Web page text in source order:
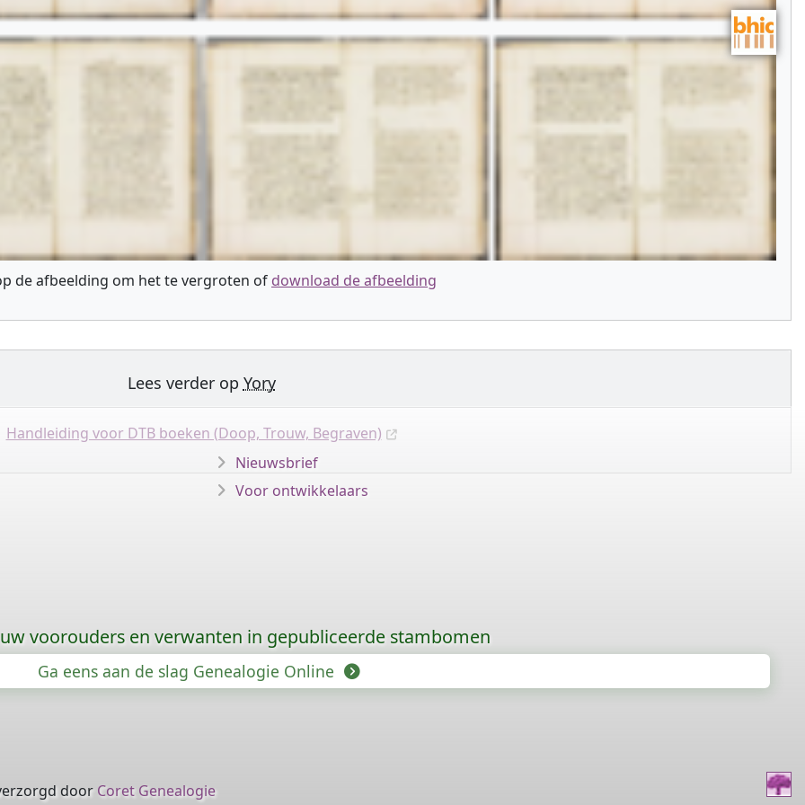
de afbeelding om het te vergroten of download de afbeelding
Lees verder op Yory
Handleiding voor DTB boeken (Doop, Trouw, Begraven)
Nieuwsbrief
Voor ontwikkelaars
voorouders en verwanten in gepubliceerde stambomen
Ga eens aan de slag Genealogie Online
door Coret Genealogie